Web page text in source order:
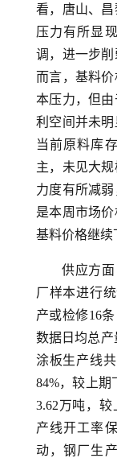
看，唐山、
压力有所显
调，进一步
而言，基料
本压力，但
利空间并未明
当前原料库
主，未见大
力度有所减
是本周市场
基料价格继续
供应方
厂样本进行
产或检修16
数据日均总产
涂板生产线
84%，较上期
3.62万吨，
产线开工率
动，钢厂生